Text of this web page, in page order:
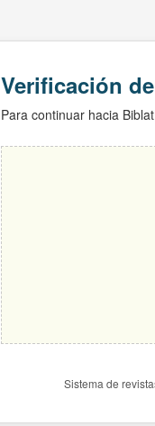
Verificación
Para continuar hacia
Sistema de